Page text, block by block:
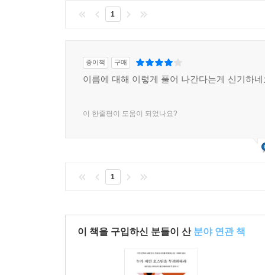
1
종이책 구매
이름에 대해 이렇게 풀어 나간다는게 신기하네
이 한줄평이 도움이 되었나요?
1
이 책을 구입하신 분들이 산 분야 연관 책